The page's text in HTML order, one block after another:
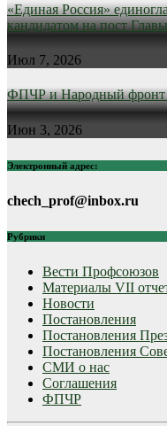
«Единая Россия»
кандидатом на пост
Июл 7, 2026
ФПЧР и Народный фронт
Июн 3, 2026
Электронный адрес:
chech_prof@inbox.ru
Рубрики
Вести Профсоюзов
Материалы VII
Новости
Постановления
Постановления
Постановления
СМИ о нас
Соглашения
ФПЧР